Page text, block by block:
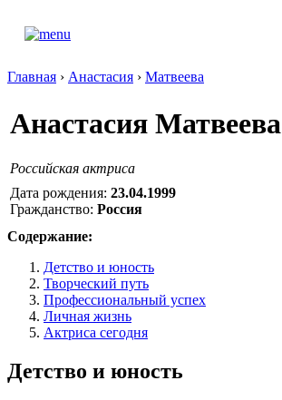
Главная › Анастасия › Матвеева
Анастасия Матвеева
Российская актриса
Дата рождения: 23.04.1999
Гражданство: Россия
Содержание:
Детство и юность
Творческий путь
Профессиональный успех
Личная жизнь
Актриса сегодня
Детство и юность